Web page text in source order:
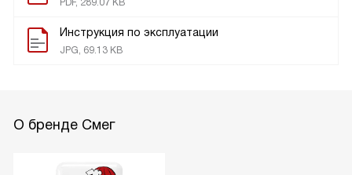
PDF, 289.07 KB
Инструкция по эксплуатации
JPG, 69.13 KB
О бренде Смег